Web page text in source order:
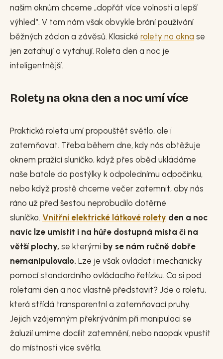
našim oknům chceme „dopřát více volnosti a lepší
výhled“. V tom nám však obvykle brání používání
běžných záclon a závěsů. Klasické rolety na okna se
jen zatahují a vytahují. Roleta den a noc je
inteligentnější.
Rolety na okna den a noc umí více
Praktická roleta umí propouštět světlo, ale i
zatemňovat. Třeba během dne, kdy nás obtěžuje
oknem pražící sluníčko, když přes oběd ukládáme
naše batole do postýlky k odpolednímu odpočinku,
nebo když prostě chceme večer zatemnit, aby nás
ráno už před šestou neprobudilo dotěrné
sluníčko. Vnitřní elektrické látkové rolety den a noc
navíc lze umístit i na hůře dostupná místa či na
větší plochy, se kterými by se nám ručně dobře
nemanipulovalo. Lze je však ovládat i mechanicky
pomocí standardního ovládacího řetízku. Co si pod
roletami den a noc vlastně představit? Jde o roletu,
která střídá transparentní a zatemňovací pruhy.
Jejich vzájemným překrýváním při manipulaci se
žaluzií umíme docílit zatemnění, nebo naopak vpustit
do místnosti více světla.